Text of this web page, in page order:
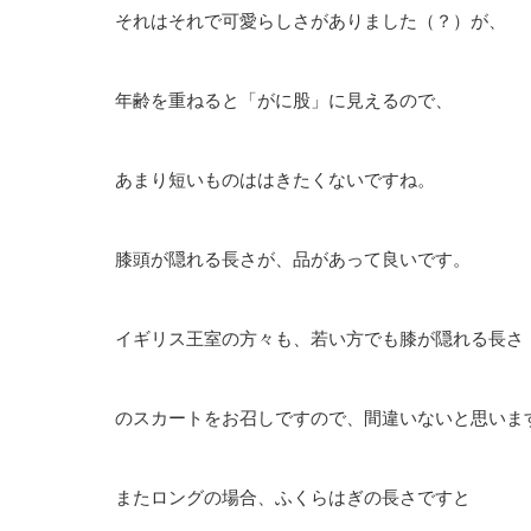
それはそれで可愛らしさがありました（？）が、
年齢を重ねると「がに股」に見えるので、
あまり短いものははきたくないですね。
膝頭が隠れる長さが、品があって良いです。
イギリス王室の方々も、若い方でも膝が隠れる長さ
のスカートをお召しですので、間違いないと思いま
またロングの場合、ふくらはぎの長さですと